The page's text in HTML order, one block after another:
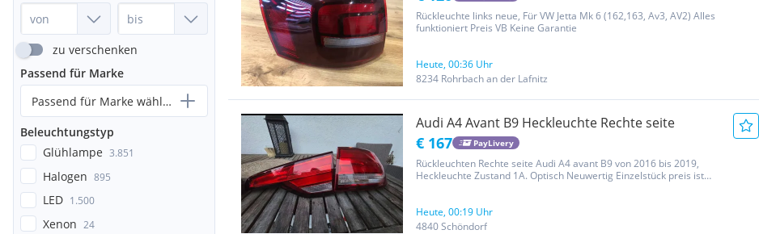
zu verschenken
Passend für Marke
Passend für Marke wählen...
Beleuchtungstyp
Glühlampe 3.851
Halogen 895
LED 1.500
Xenon 24
Rückleuchte links neue, Für VW Jetta Mk 6 (162,163, Av3, AV2) Alles
funktioniert Preis VB Keine Garantie
Heute, 00:36 Uhr
8234 Rohrbach an der Lafnitz
Audi A4 Avant B9 Heckleuchte Rechte seite
€ 167 PayLivery
Rückleuchten Rechte seite Audi A4 avant B9 von 2016 bis 2019,
Heckleuchte Zustand 1A. Optisch Neuwertig Einzelstück preis ist
Heute, 00:19 Uhr
4840 Schöndorf